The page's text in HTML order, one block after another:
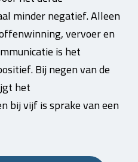
minder negatief. Alleen
vervoer en
is het
Bij negen van de
het
bij vijf is sprake van een